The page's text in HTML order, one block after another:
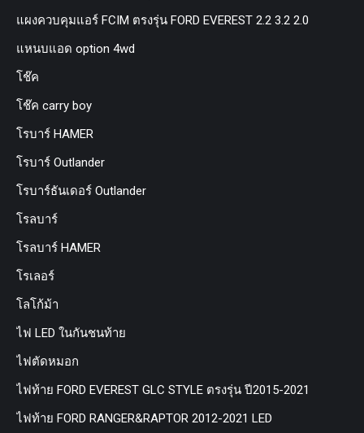
แผงควบคุมแอร์ FCIM ตรงรุ่น FORD EVEREST 2.2 3.2 2.0
แหนบแอด option 4wd
โช๊ค
โช๊ค carry boy
โรบาร์ HAMER
โรบาร์ Outlander
โรบาร์ธันเดอร์ Outlander
โรลบาร์
โรลบาร์ HAMER
โรเลอร์
โลโก้ม้า
ไฟ LED ในกันชนท้าย
ไฟตัดหมอก
ไฟท้าย FORD EVEREST GLC STYLE ตรงรุ่น ปี2015-2021
ไฟท้าย FORD RANGER&RAPTOR 2012-2021 LED